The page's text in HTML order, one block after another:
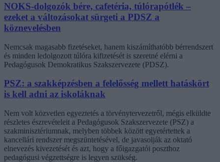
NOKS-dolgozók bére, cafetéria, túlórapótlék –
ezeket a változásokat sürgeti a PDSZ a
köznevelésben
Nemcsak magasabb fizetéseket, hanem kiszámíthatóbb bérrendszert
és minden ledolgozott túlóra kifizetését is szeretné elérni a
Pedagógusok Demokratikus Szakszervezete (PDSZ).
PSZ: a szakképzésben a felelősség mellett hatáskört
is kell adni az iskoláknak
Nem volt közvetlen egyeztetés a törvénytervezetről, mégis elküldte
részletes észrevételeit a Pedagógusok Szakszervezete (PSZ) a
szakminisztériumnak, melyben többek között egyetértettek a
kancellári rendszer megszüntetésével, de javasolják az oktató
elnevezés kivezetését és azt, hogy a főigazgatói poszthoz
pedagógusi végzettségre is legyen szükség.